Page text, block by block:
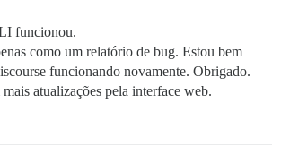
funcionou.
como um relatório de bug. Estou bem
funcionando novamente. Obrigado.
atualizações pela interface web.